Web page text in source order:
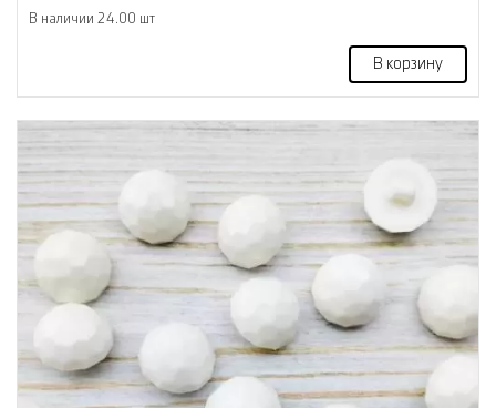
В наличии 24.00 шт
В корзину